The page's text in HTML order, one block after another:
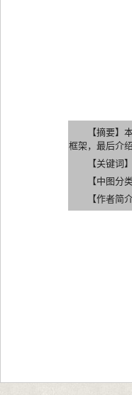
【摘要】
框架，最后介
【关键词
【中图分
【作者简